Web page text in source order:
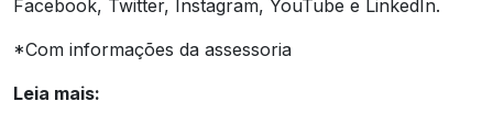
Facebook, Twitter, Instagram, YouTube e LinkedIn.
*Com informações da assessoria
Leia mais: